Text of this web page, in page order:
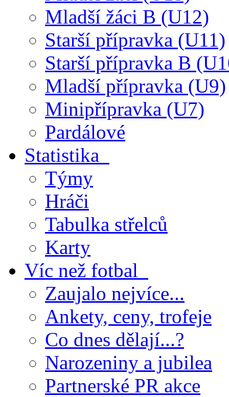
Mladší žáci B (U12)
Starší přípravka (U11)
Starší přípravka B
Mladší přípravka (U9)
Minipřípravka (U7)
Pardálové
Statistika
Týmy
Hráči
Tabulka střelců
Karty
Víc než fotbal
Zaujalo nejvíce...
Ankety, ceny, trofeje
Co dnes dělají...?
Narozeniny a jubilea
Partnerské PR akce